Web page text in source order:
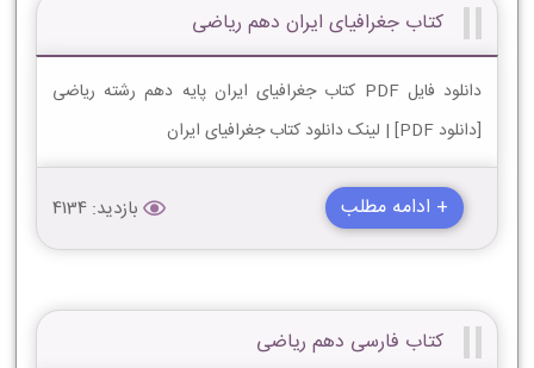
کتاب جغرافیای ایران دهم ریاضی
دانلود فایل PDF کتاب جغرافیای ایران پایه دهم رشته ریاضی
[دانلود PDF] | لینک دانلود کتاب جغرافیای ایران
+ ادامه مطلب بازدید: 4134
کتاب فارسی دهم ریاضی